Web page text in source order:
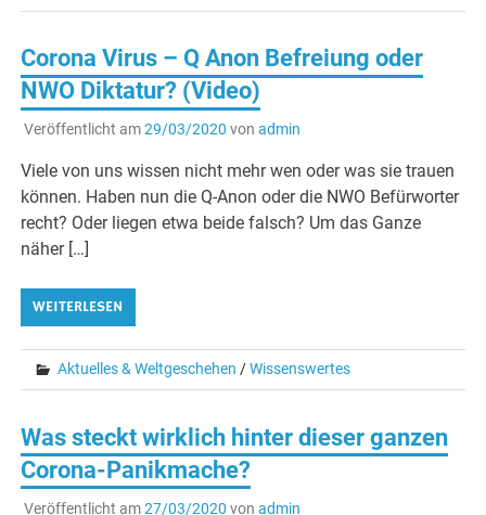
Corona Virus – Q Anon Befreiung oder
NWO Diktatur? (Video)
Veröffentlicht am29/03/2020 von admin
Viele von uns wissen nicht mehr wen oder was sie trauen
können. Haben nun die Q-Anon oder die NWO Befürworter
recht? Oder liegen etwa beide falsch? Um das Ganze
näher […]
WEITERLESEN
Aktuelles & Weltgeschehen /Wissenswertes
Was steckt wirklich hinter dieser ganzen
Corona-Panikmache?
Veröffentlicht am27/03/2020 von admin